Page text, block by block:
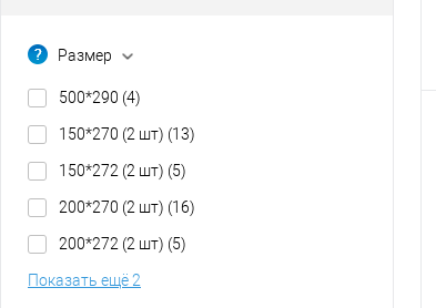
Размер
500*290 (4)
150*270 (2 шт) (13)
150*272 (2 шт) (5)
200*270 (2 шт) (16)
200*272 (2 шт) (5)
Показать ещё 2